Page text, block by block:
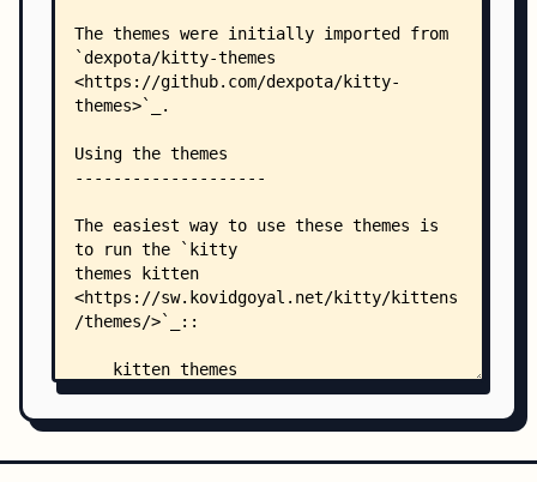
    │   ├── Arthur.conf
    │   ├── atelier-cave-dark.conf
    │   ├── atelier-dune-dark.conf
    │   ├── atelier-estuary-dark.conf
    │   ├── atelier-heath-dark.conf
    │   ├── atelier-lakeside-dark.conf
    │   ├── atelier-savanna-dark.conf
    │   ├── atelier-seaside-dark.conf
    │   ├── atelier-sulphurpool-dark.conf
    │   ├── Atom.conf
    │   ├── AtomOneLight.conf
    │   ├── ayu.conf
    │   ├── ayu_light.conf
    │   ├── ayu_mirage.conf
    │   ├── base2tone-desert-dark.conf